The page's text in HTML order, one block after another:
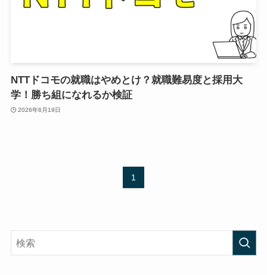
NTTドコモの就職はやめとけ？就職難易度と採用大
学！勝ち組になれるか検証
2026年6月19日
1